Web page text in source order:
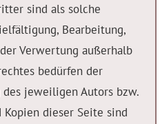
sind als solche
Bearbeitung,
Verwertung außerhalb
bedürfen der
jeweiligen Autors bzw.
Kopien dieser Seite sind